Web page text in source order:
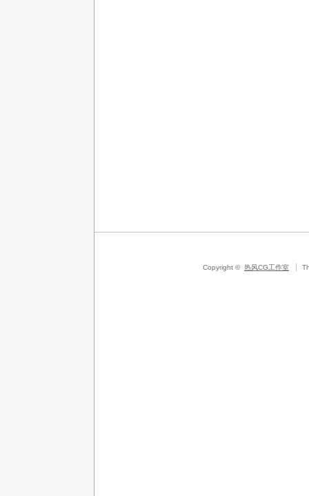
Copyright ©热风CG工作室